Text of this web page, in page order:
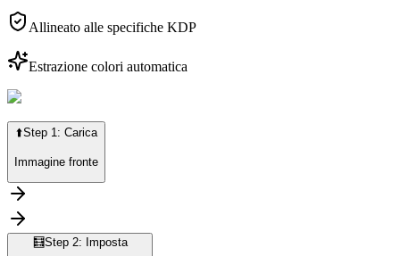
Allineato alle specifiche KDP
Estrazione colori automatica
⬆️Step 1: Carica
Immagine fronte
🧮Step 2: Imposta